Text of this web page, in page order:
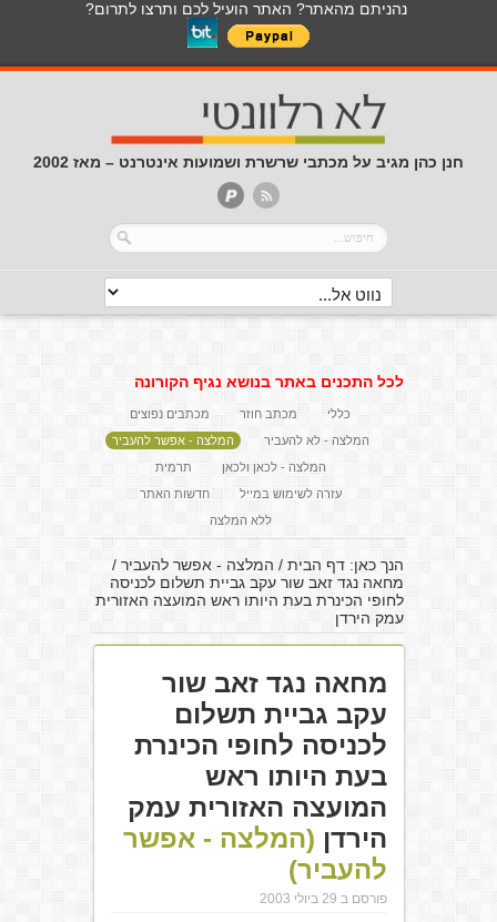
נהניתם מהאתר? האתר הועיל לכם ותרצו לתרום?
חנן כהן מגיב על מכתבי שרשרת ושמועות אינטרנט – מאז 2002
לכל התכנים באתר בנושא נגיף הקורונה
כללי מכתב חוזר
מכתבים נפוצים
המלצה - לא להעביר
המלצה - אפשר להעביר
המלצה - לכאן ולכאן
תרמית
עזרה לשימוש במייל
חדשות האתר
ללא המלצה
הנך כאן:דף הבית / המלצה - אפשר להעביר /
מחאה נגד זאב שור עקב גביית תשלום לכניסה
לחופי הכינרת בעת היותו ראש המועצה האזורית
עמק הירדן
מחאה נגד זאב שור
עקב גביית תשלום
לכניסה לחופי הכינרת
בעת היותו ראש
המועצה האזורית עמק
הירדן (המלצה - אפשר
להעביר)
פורסם ב 29 ביולי 2003